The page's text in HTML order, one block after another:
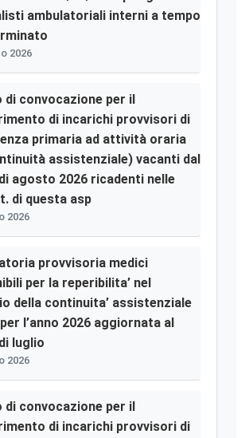
ambulatoriali interni a tempo
2026
di convocazione per il
di incarichi provvisori di
primaria ad attività oraria
assistenziale) vacanti dal
agosto 2026 ricadenti nelle
di questa asp
2026
provvisoria medici
per la reperibilita’ nel
della continuita’ assistenziale
l’anno 2026 aggiornata al
luglio
2026
di convocazione per il
di incarichi provvisori di